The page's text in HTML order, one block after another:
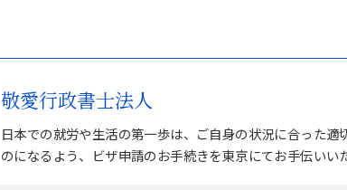
敬愛行政書士法人
日本での就労や生活の第一歩は、ご自身の状況に合った
のになるよう、ビザ申請のお手続きを東京にてお手伝いい